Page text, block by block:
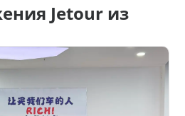
Jetour из